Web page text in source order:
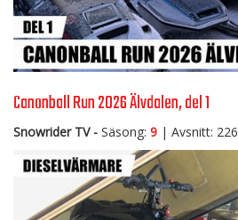
Canonball Run 2026 Älvdalen, del 1
Snowrider TV - Säsong: 9 | Avsnitt: 226